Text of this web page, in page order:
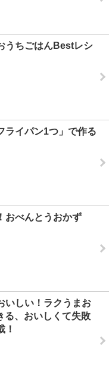
うちごはんBestレシ
ライパン1つ」で作る
おべんとうおかず
いしい！ラクうまお
る、おいしくて失敗
！